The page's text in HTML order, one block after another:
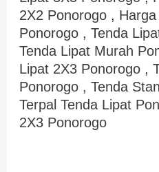
2X2 Ponorogo ,
Ponorogo , Tenda
Tenda Lipat Murah
Lipat 2X3 Ponorogo ,
Ponorogo , Tenda
Terpal Tenda Lipat
2X3 Ponorogo